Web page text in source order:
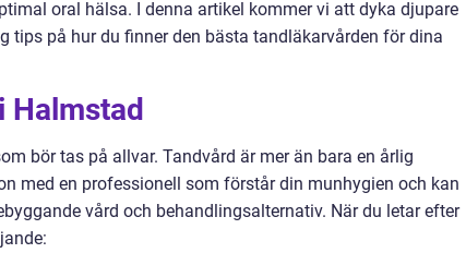
oral hälsa. I denna artikel kommer vi att dyka djupare
tips på hur du finner den bästa tandläkarvården för dina
Halmstad
bör tas på allvar. Tandvård är mer än bara en årlig
med en professionell som förstår din munhygien och kan
vård och behandlingsalternativ. När du letar efter